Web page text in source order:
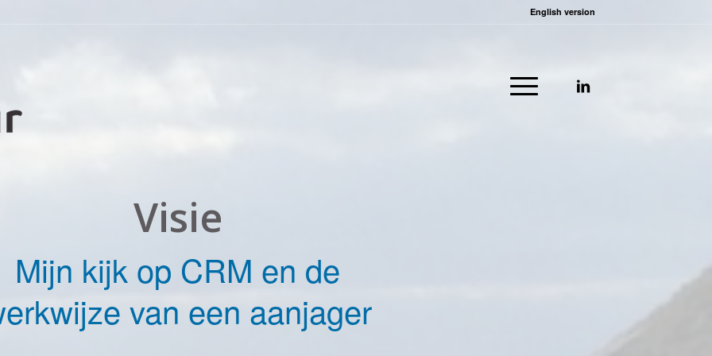
English version
Visie
Mijn kijk op CRM en de
van een aanjager